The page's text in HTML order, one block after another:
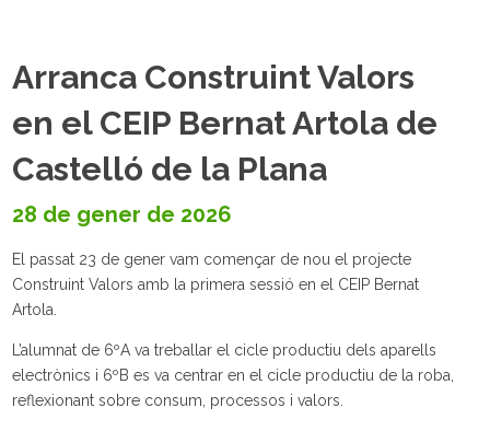
Arranca Construint Valors
en el CEIP Bernat Artola de
Castelló de la Plana
28 de gener de 2026
El passat 23 de gener vam començar de nou el projecte
Construint Valors amb la primera sessió en el CEIP Bernat
Artola.
L’alumnat de 6ºA va treballar el cicle productiu dels aparells
electrònics i 6ºB es va centrar en el cicle productiu de la roba,
reflexionant sobre consum, processos i valors.